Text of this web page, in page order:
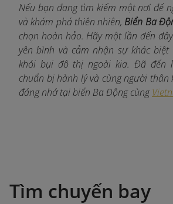
Nếu bạn đang tìm kiếm một nơi để
và khám phá thiên nhiên,Biển Ba
chọn hoàn hảo. Hãy một lần đến
yên bình và cảm nhận sự khác
khói bụi đô thị ngoài kia. Đã đến
chuẩn bị hành lý và cùng người thân
đáng nhớ tại biển Ba Động cùng
Tìm chuyến bay